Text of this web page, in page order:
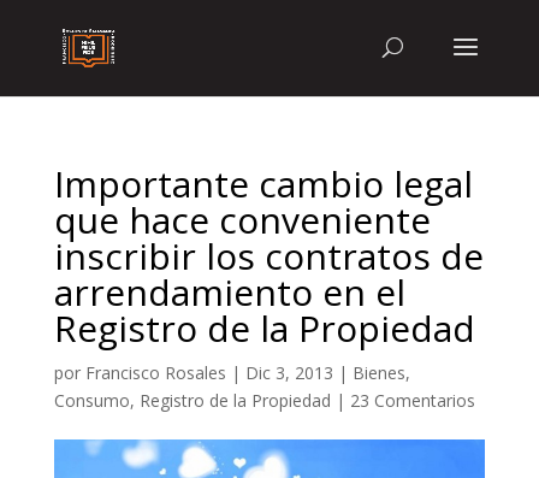
Importante cambio legal
que hace conveniente
inscribir los contratos de
arrendamiento en el
Registro de la Propiedad
por Francisco Rosales | Dic 3, 2013 | Bienes,
Consumo, Registro de la Propiedad | 23 Comentarios